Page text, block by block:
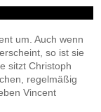
um. Auch wenn
so ist sie
sitzt Christoph
regelmäßig
Vincent